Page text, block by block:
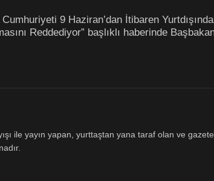
9 Haziran’dan İtibaren
Reddediyor” başlıklı haberinde
ile yayın yapan, yurttaştan yana taraf olan ve